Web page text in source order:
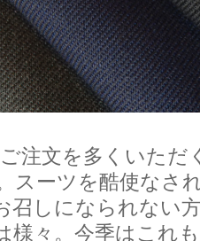
注文を多くいただ
スーツを酷使なさ
召しになられない
様々。今季はこれ